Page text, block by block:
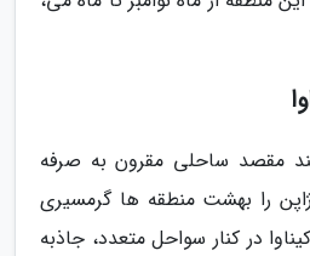
مقصد ساحلی مقرون به صرفه
را بهشت منطقه ها گرمسیری
در کنار سواحل متعدد، جاذبه